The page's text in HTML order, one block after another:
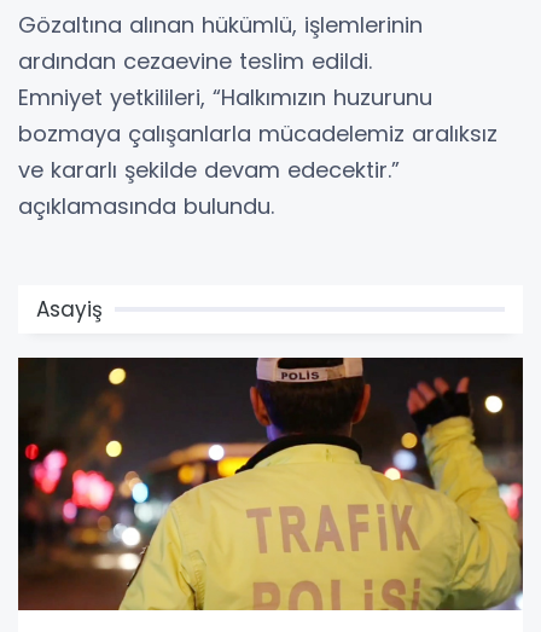
Gözaltına alınan hükümlü, işlemlerinin
ardından cezaevine teslim edildi.
Emniyet yetkilileri, “Halkımızın huzurunu
bozmaya çalışanlarla mücadelemiz aralıksız
ve kararlı şekilde devam edecektir.”
açıklamasında bulundu.
Asayiş